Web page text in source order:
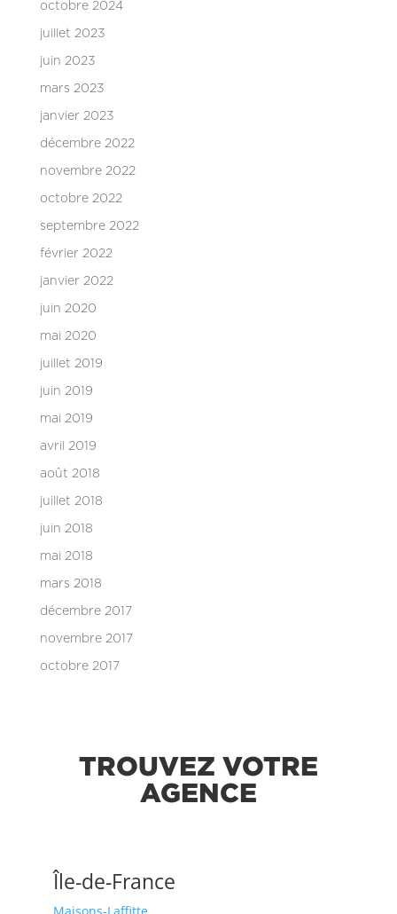
octobre 2024
juillet 2023
juin 2023
mars 2023
janvier 2023
décembre 2022
novembre 2022
octobre 2022
septembre 2022
février 2022
janvier 2022
juin 2020
mai 2020
juillet 2019
juin 2019
mai 2019
avril 2019
août 2018
juillet 2018
juin 2018
mai 2018
mars 2018
décembre 2017
novembre 2017
octobre 2017
TROUVEZ VOTRE
AGENCE
Île-de-France